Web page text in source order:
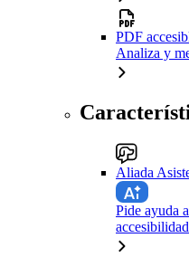
PDF
Analiza y
Aliada
Pide ayuda
accesibilidad